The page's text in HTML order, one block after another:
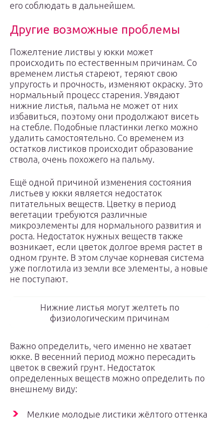
его соблюдать в дальнейшем.
Другие возможные проблемы
Пожелтение листвы у юкки может
происходить по естественным причинам. Со
временем листья стареют, теряют свою
упругость и прочность, изменяют окраску. Это
нормальный процесс старения. Увядают
нижние листья, пальма не может от них
избавиться, поэтому они продолжают висеть
на стебле. Подобные пластинки легко можно
удалить самостоятельно. Со временем из
остатков листиков происходит образование
ствола, очень похожего на пальму.
Ещё одной причиной изменения состояния
листьев у юкки является недостаток
питательных веществ. Цветку в период
вегетации требуются различные
микроэлементы для нормального развития и
роста. Недостаток нужных веществ также
возникает, если цветок долгое время растет в
одном грунте. В этом случае корневая система
уже поглотила из земли все элементы, а новые
не поступают.
Нижние листья могут желтеть по
физиологическим причинам
Важно определить, чего именно не хватает
юкке. В весенний период можно пересадить
цветок в свежий грунт. Недостаток
определенных веществ можно определить по
внешнему виду:
Мелкие молодые листики жёлтого оттенка